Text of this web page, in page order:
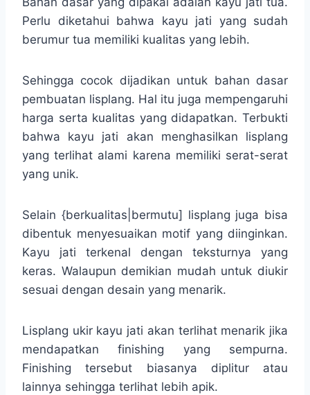
Perlu diketahui bahwa kayu jati yang sudah
berumur tua memiliki kualitas yang lebih.
Sehingga cocok dijadikan untuk bahan dasar
pembuatan lisplang. Hal itu juga mempengaruhi
harga serta kualitas yang didapatkan. Terbukti
bahwa kayu jati akan menghasilkan lisplang
yang terlihat alami karena memiliki serat-serat
yang unik.
Selain {berkualitas|bermutu] lisplang juga bisa
dibentuk menyesuaikan motif yang diinginkan.
Kayu jati terkenal dengan teksturnya yang
keras. Walaupun demikian mudah untuk diukir
sesuai dengan desain yang menarik.
Lisplang ukir kayu jati akan terlihat menarik jika
mendapatkan finishing yang sempurna.
Finishing tersebut biasanya diplitur atau
lainnya sehingga terlihat lebih apik.